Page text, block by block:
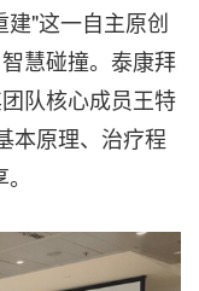
建"这一自主原创
慧碰撞。泰康拜
队核心成员王特
本原理、治疗程